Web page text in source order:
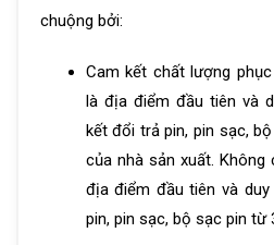
chuộng bởi:
Cam kết chất lượng
là địa điểm đầu tiên và
kết đổi trả pin, pin sạc,
của nhà sản xuất.
địa điểm đầu tiên và
pin, pin sạc, bộ sạc pin từ